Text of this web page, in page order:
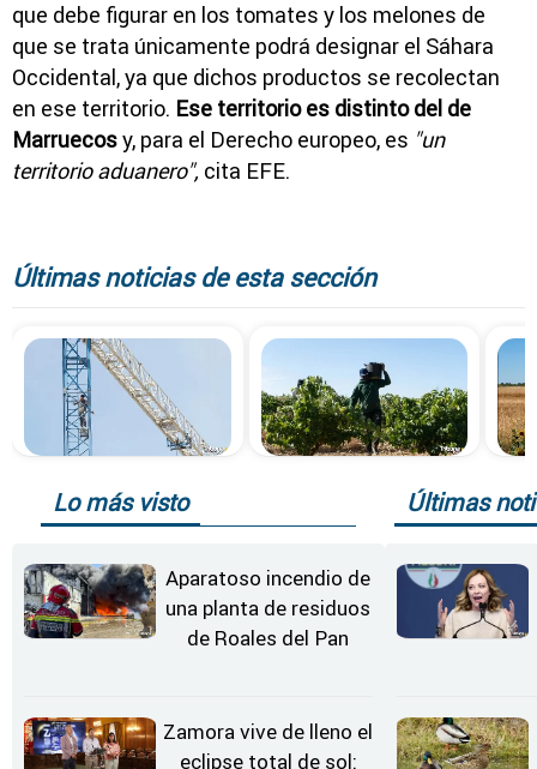
que debe figurar en los tomates y los melones de
que se trata únicamente podrá designar el Sáhara
Occidental, ya que dichos productos se recolectan
en ese territorio. Ese territorio es distinto del de
Marruecosy, para el Derecho europeo, es "un
territorio aduanero", cita EFE.
Últimas noticias de esta sección
Lo más visto
Aparatoso incendio de
una planta de residuos
de Roales del Pan
Zamora vive de lleno el
eclipse total de sol:
Últimas